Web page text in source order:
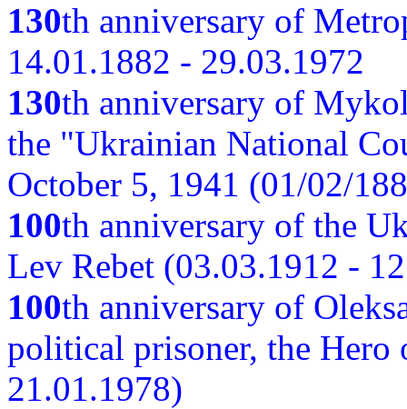
130th anniversary of
14.01.1882 - 29.03.1972
130th anniversary of
the "Ukrainian National
October 5, 1941 (01/02/
100th anniversary of the
Lev Rebet (03.03.1912 -
100th anniversary of
political prisoner, the
21.01.1978)